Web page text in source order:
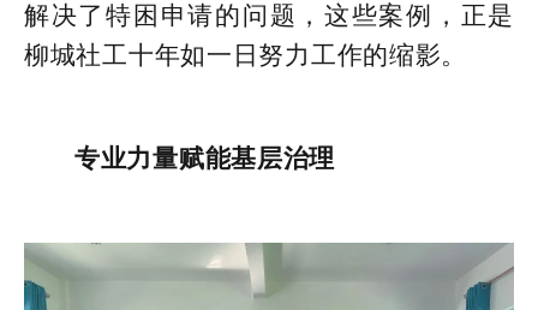
解决了特困申请的问题，这些案例，正是
柳城社工十年如一日努力工作的缩影。
专业力量赋能基层治理